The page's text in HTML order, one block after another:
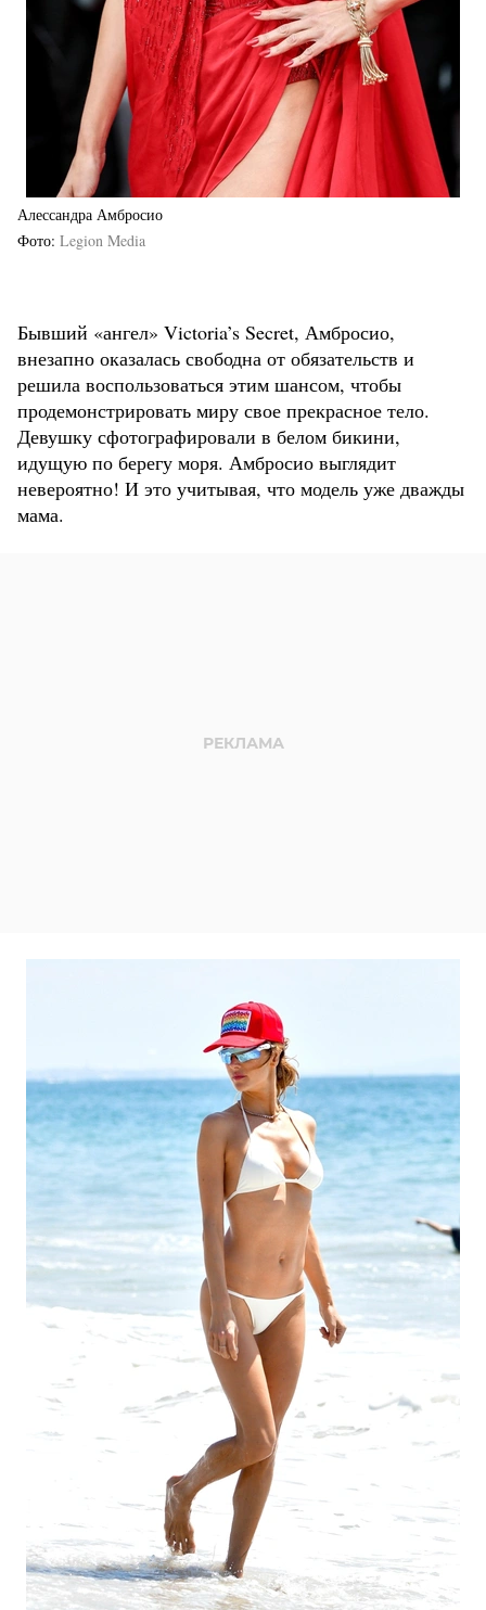
Алессандра Амбросио
Фото Legion Media
Бывший «ангел» Victoria’s Secret, Амбросио,
внезапно оказалась свободна от обязательств и
решила воспользоваться этим шансом, чтобы
продемонстрировать миру свое прекрасное тело.
Девушку сфотографировали в белом бикини,
идущую по берегу моря. Амбросио выглядит
невероятно! И это учитывая, что модель уже дважды
мама.